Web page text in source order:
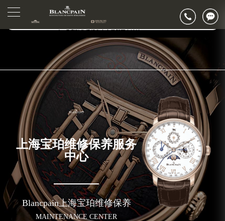
官网公告>
▲
▼
2026年7月上海市宝珀官方售后客户服务热线：400-883-8293
2026年7月宝珀售后服务中心最新网点地址：
上海市徐汇区虹桥路3号港汇中心2座37层3705室宝珀售后服务中心（需提前预约）
节假日正常营业！
上海宝珀维修保养服务
中心
Blancpain上海宝珀维修保养
MAINTENANCE CENTER